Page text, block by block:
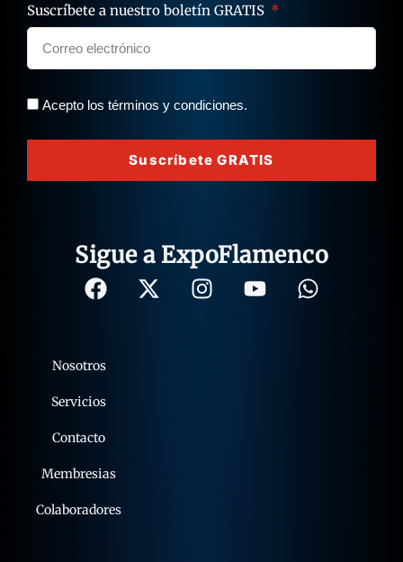
Suscríbete a nuestro boletín GRATIS
Acepto los términos y condiciones.
Suscríbete GRATIS
Sigue a ExpoFlamenco
Nosotros
Servicios
Contacto
Membresias
Colaboradores